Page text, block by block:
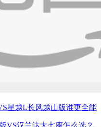
星越L长风越山版谁更全能
VS汉兰达大七座怎么选？